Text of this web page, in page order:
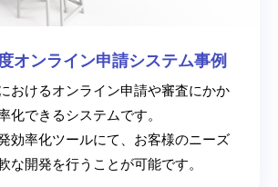
オンライン申請システム事例
おけるオンライン申請や審査にかか
化できるシステムです。
効率化ツールにて、お客様のニーズ
な開発を行うことが可能です。